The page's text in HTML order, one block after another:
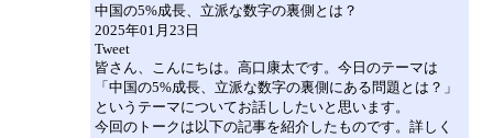
中国の5%成長、立派な数字の裏側とは？
2025年01月23日
Tweet
皆さん、こんにちは。高口康太です。今日のテーマは
「中国の5%成長、立派な数字の裏側にある問題とは？」
というテーマについてお話ししたいと思います。
今回のトークは以下の記事を紹介したものです。詳しく